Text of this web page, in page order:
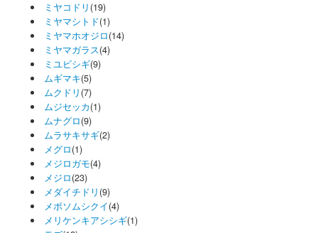
ミヤコドリ (19)
ミヤマシトド(1)
ミヤマホオジロ(14)
ミヤマガラス(4)
ミユビシギ(9)
ムギマキ(5)
ムクドリ (7)
ムジセッカ(1)
ムナグロ(9)
ムラサキサギ(2)
メグロ(1)
メジロガモ(4)
メジロ(23)
メダイチドリ (9)
メボソムシクイ(4)
メリケンキアシシギ(1)